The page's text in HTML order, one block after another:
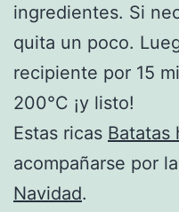
ingredientes. Si
quita un poco.
recipiente por 15
200°C ¡y listo!
Estas ricas Batatas
acompañarse por la
Navidad.